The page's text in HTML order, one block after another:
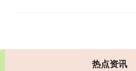
热点资讯